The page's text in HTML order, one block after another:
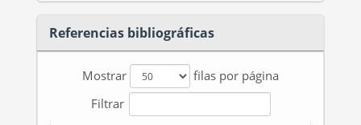
Referencias bibliográficas
Mostrar
filas por página
Filtrar